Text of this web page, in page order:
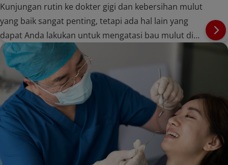
Kunjungan rutin ke dokter gigi dan kebersihan mulut
yang baik sangat penting, tetapi ada hal lain yang
dapat Anda lakukan untuk mengatasi bau mulut di
rumah. Pelajari selengkapnya di Colgate.